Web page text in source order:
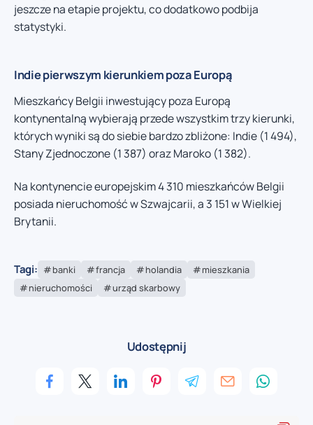
jeszcze na etapie projektu, co dodatkowo podbija
statystyki.
Indie pierwszym kierunkiem poza Europą
Mieszkańcy Belgii inwestujący poza Europą
kontynentalną wybierają przede wszystkim trzy kierunki,
których wyniki są do siebie bardzo zbliżone: Indie (1 494),
Stany Zjednoczone (1 387) oraz Maroko (1 382).
Na kontynencie europejskim 4 310 mieszkańców Belgii
posiada nieruchomość w Szwajcarii, a 3 151 w Wielkiej
Brytanii.
Tagi: banki francja holandia
mieszkania
nieruchomości
urząd skarbowy
Udostępnij